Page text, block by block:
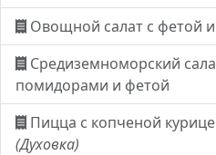
Овощной салат с фетой
Средиземноморский
помидорами и фетой
Пицца с копченой
(Духовка)